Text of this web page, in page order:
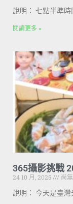
說明： 七點半準
閱讀更多 »
365攝影挑戰
24 10 月, 2025
尚
說明： 今天是臺